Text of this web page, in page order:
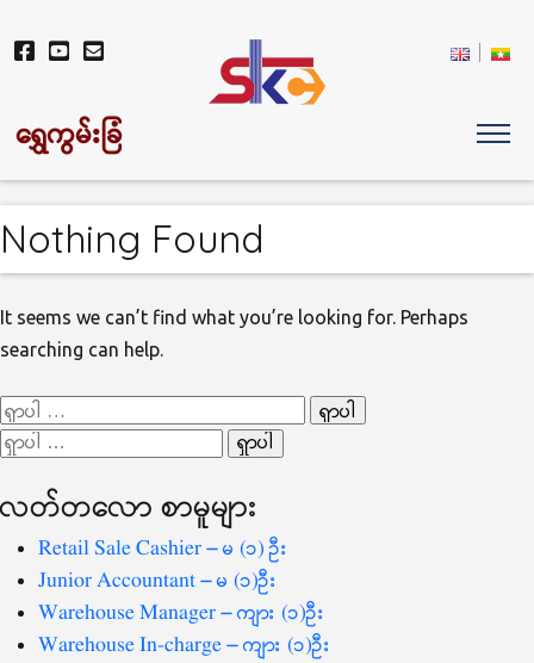
ရွှေကွမ်းခြံ
Nothing Found
It seems we can’t find what you’re looking for. Perhaps
searching can help.
ရှာ
သော
-
ရှာ
စကားလုံး
လတ်တ‌လော စာမူများ
Retail Sale Cashier – မ (၁) ဦး
Junior Accountant – မ (၁)ဦး
Warehouse Manager – ကျား (၁)ဦး
Warehouse In-charge – ကျား (၁)ဦး